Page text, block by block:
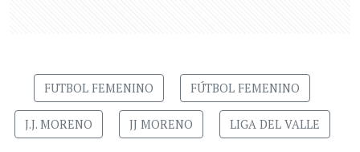
FUTBOL FEMENINO FÚTBOL FEMENINO
J.J. MORENO JJ MORENO LIGA DEL VALLE